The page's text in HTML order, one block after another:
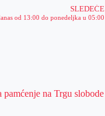
SLEDEĆE
od 13:00 do ponedeljka u 05:00
na Trgu slobode